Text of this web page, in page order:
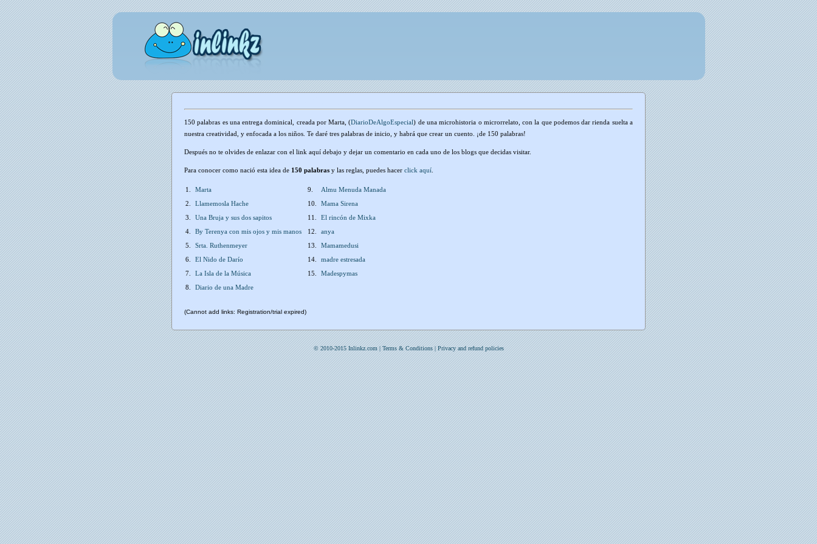
150 palabras es una entrega dominical, creada por Marta, (DiarioDeAlgoEspecial) de una microhistoria o microrrelato, con la que podemos dar rienda suelta a
nuestra creatividad, y enfocada a los niños. Te daré tres palabras de inicio, y habrá que crear un cuento. ¡de 150 palabras!
Después no te olvides de enlazar con el link aquí debajo y dejar un comentario en cada uno de los blogs que decidas visitar.
Para conocer como nació esta idea de 150 palabras y las reglas, puedes hacer click aquí
1. Marta 9.
Almu Menuda Manada
2.
Llamemosla Hache 10.
Mama Sirena
3.
Una Bruja y sus dos sapitos 11.
El rincón de Mixka
4.
By Terenya con mis ojos y mis manos 12.
anya
5.
Srta. Ruthenmeyer 13.
Mamamedusi
6.
El Nido de Darío 14.
madre estresada
7.
La Isla de la Música 15.
Madespymas
8.
Diario de una Madre
(Cannot add links: Registration/trial expired)
© 2010-2015 Inlinkz.com |Terms & Conditions|Privacy and refund policies